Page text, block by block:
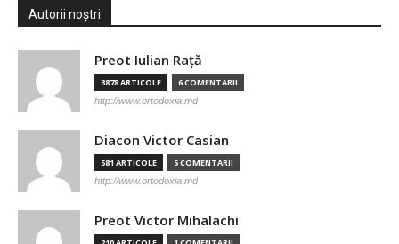
Autorii noștri
Preot Iulian Raţă
3878 ARTICOLE 6 COMENTARII
http://www.ortodoxia.md
Diacon Victor Casian
581 ARTICOLE 5 COMENTARII
http://www.ortodoxia.md
Preot Victor Mihalachi